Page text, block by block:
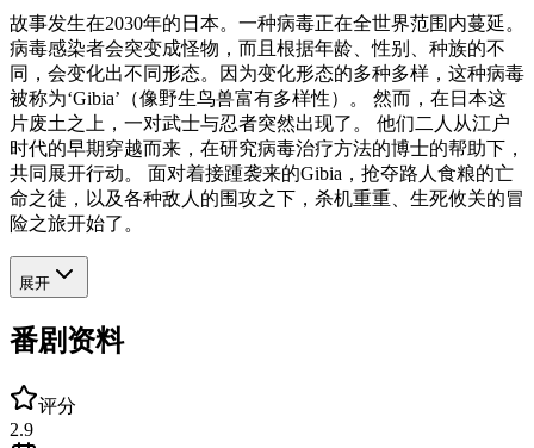
故事发生在2030年的日本。一种病毒正在全世界范围内蔓延。
病毒感染者会突变成怪物，而且根据年龄、性别、种族的不
同，会变化出不同形态。因为变化形态的多种多样，这种病毒
被称为‘Gibia’（像野生鸟兽富有多样性）。 然而，在日本这
片废土之上，一对武士与忍者突然出现了。 他们二人从江户
时代的早期穿越而来，在研究病毒治疗方法的博士的帮助下，
共同展开行动。 面对着接踵袭来的Gibia，抢夺路人食粮的亡
命之徒，以及各种敌人的围攻之下，杀机重重、生死攸关的冒
险之旅开始了。
展开
番剧资料
评分
2.9